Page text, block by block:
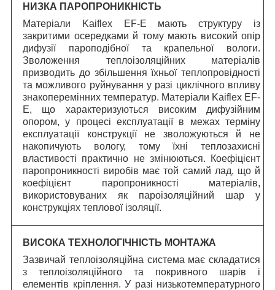
НИЗКА ПАРОПРОНИКНІСТЬ
Матеріали Kaiflex EF-E мають структуру із
закритими осередками й тому мають високий опір
дифузії пароподібної та крапельної вологи.
Зволоження теплоізоляційних матеріалів
призводить до збільшення їхньої теплопровідності
та можливого руйнування у разі циклічного впливу
знакоперемінних температур. Матеріали Kaiflex EF-
E, що характеризуються високим дифузійним
опором, у процесі експлуатації в межах терміну
експлуатації конструкції не зволожуються й не
накопичують вологу, тому їхні теплозахисні
властивості практично не змінюються. Коефіцієнт
паропроникності виробів має той самий лад, що й
коефіцієнт паропроникності матеріалів,
використовуваних як пароізоляційний шар у
конструкціях теплової ізоляції.
ВИСОКА ТЕХНОЛОГІЧНІСТЬ МОНТАЖА
Зазвичай теплоізоляційна система має складатися
з теплоізоляційного та покривного шарів і
елементів кріплення. У разі низькотемпературного